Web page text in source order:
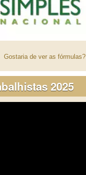
Gostaria de ver as fórmulas?
2025